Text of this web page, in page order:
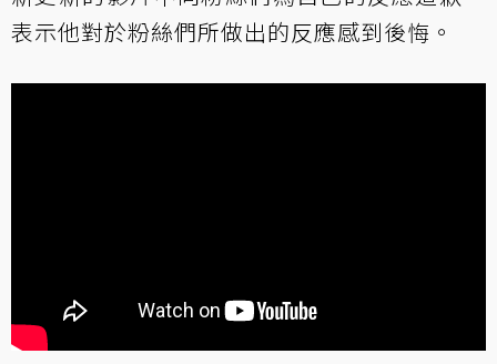
表示他對於粉絲們所做出的反應感到後悔。